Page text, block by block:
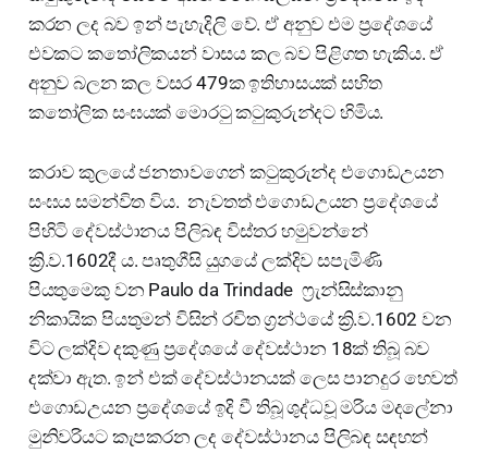
කරන ලද බව ඉන් පැහැදිලි වේ. ඒ අනුව එම ප්‍රදේශයේ
එවකට කතෝලිකයන් වාසය කල බව පිළිගත හැකිය. ඒ
අනුව බලන කල වසර 479ක ඉතිහාසයක් සහිත
කතෝලික සංඝයක් මොරටු කටුකුරුන්දට හිමිය.
කරාව කුලයේ ජනතාවගෙන් කටුකුරුන්ද එගොඩඋයන
සංඝය සමන්විත විය. නැවතත් එගොඩඋයන ප්‍රදේශයේ
පිහිටි දේවස්ථානය පිලිබඳ විස්තර හමුවන්නේ
ක්‍රි.ව.1602දී ය. පෘතුගීසි යුගයේ ලක්දිව සපැමිණි
පියතුමෙකු වන Paulo da Trindade ෆ්‍රැන්සිස්කානු
නිකායික පියතුමන් විසින් රචිත ග්‍රන්ථයේ ක්‍රි.ව.1602 වන
විට ලක්දිව දකුණු ප්‍රදේශයේ දේවස්ථාන 18ක් තිබූ බව
දක්වා ඇත. ඉන් එක් දේවස්ථානයක් ලෙස පානදුර හෙවත්
එගොඩඋයන ප්‍රදේශයේ ඉදි වී තිබූ ශුද්ධවූ මරිය මදලේනා
මුනිවරියට කැපකරන ලද දේවස්ථානය පිලිබඳ සඳහන්